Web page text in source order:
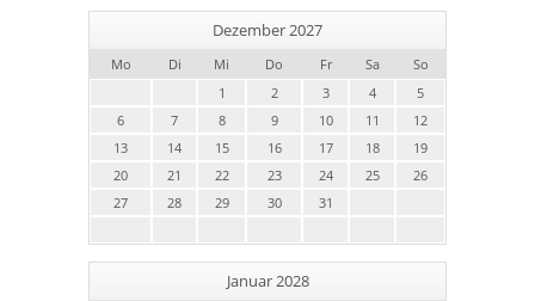
Dezember 2027
Mo Di Mi Do Fr Sa
So
1
2 3 4
5
6
7 8 9 10 11
12
13
14 15 16 17 18
19
20
21 22 23 24 25
26
27
28 29 30 31
Januar 2028